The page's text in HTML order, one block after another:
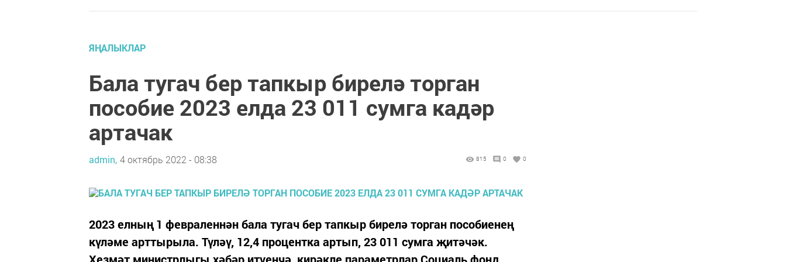
ЯҢАЛЫКЛАР
Бала тугач бер тапкыр бирелә торган
пособие 2023 елда 23 011 сумга кадәр
артачак
admin, 4 октябрь 2022 - 08:38 815 0 0
2023 елның 1 февраленнән бала тугач бер тапкыр бирелә торган пособиенең
күләме арттырыла. Түләү, 12,4 процентка артып, 23 011 сумга җитәчәк.